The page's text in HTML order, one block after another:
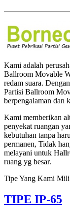
Kami adalah
Ballroom Movable
redam suara.
Partisi Ballroom
berpengalaman dan
Kami memberikan
penyekat ruangan
kebutuhan tanpa
permanen, Tidak
melayani untuk
ruang yg besar.
Tipe Yang Kami
TIPE IP-65